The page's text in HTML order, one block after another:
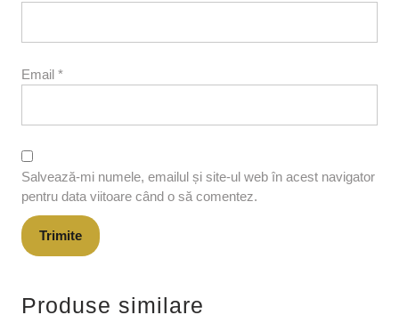
Email *
Salvează-mi numele, emailul și site-ul web în acest navigator
pentru data viitoare când o să comentez.
Produse similare